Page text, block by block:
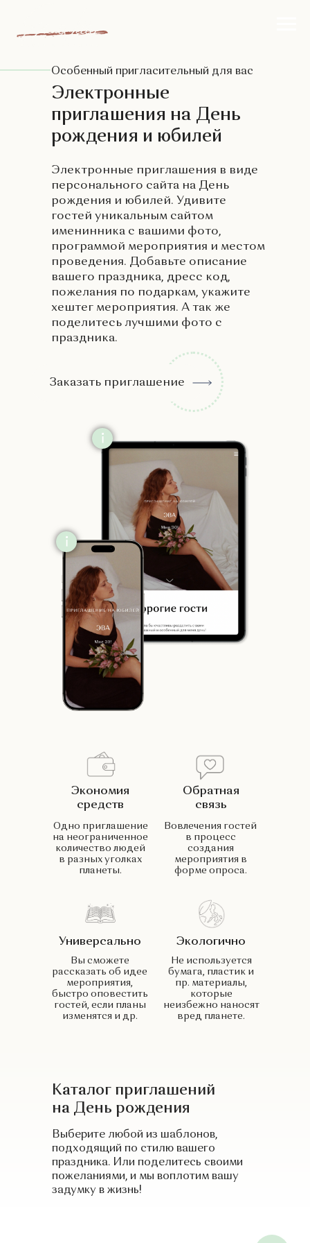
Электронные
приглашения на День
рождения и юбилей
Электронные приглашения в виде
персонального сайта на День
рождения и юбилей. Удивите
гостей уникальным сайтом
именинника с вашими фото,
программой мероприятия и местом
проведения. Добавьте описание
вашего праздника, дресс код,
пожелания по подаркам, укажите
хештег мероприятия. А так же
поделитесь лучшими фото с
праздника.
Заказать приглашение
Особенный пригласительный для вас
Экономия
средств
Одно приглашение
на неограниченное
количество людей
в разных уголках
планеты.
Универсально
Вы сможете
рассказать об идее
мероприятия,
быстро оповестить
гостей, если планы
изменятся и др.
Обратная
связь
Вовлечения гостей
в процесс
создания
мероприятия в
форме опроса.
Экологично
Не используется
бумага, пластик и
пр. материалы,
которые
неизбежно наносят
вред планете.
Каталог приглашений
на День рождения
Выберите любой из шаблонов,
подходящий по стилю вашего
праздника. Или поделитесь своими
пожеланиями, и мы воплотим вашу
задумку в жизнь!